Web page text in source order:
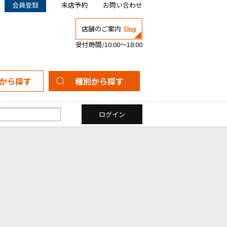
会員登録 来店予約 お問い合わせ
店舗のご案内 Shop
受付時間/10:00～18:00
ら探す 種別から探す
新築一戸建て
中古一戸建て
マンション
土地